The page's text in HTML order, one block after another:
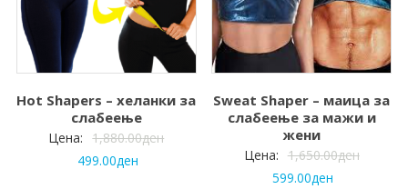
Hot Shapers – хеланки за
слабеење
Цена: 1,880.00ден
499.00ден
Sweat Shaper – маица за
слабеење за мажи и
жени
Цена: 1,650.00ден
599.00ден